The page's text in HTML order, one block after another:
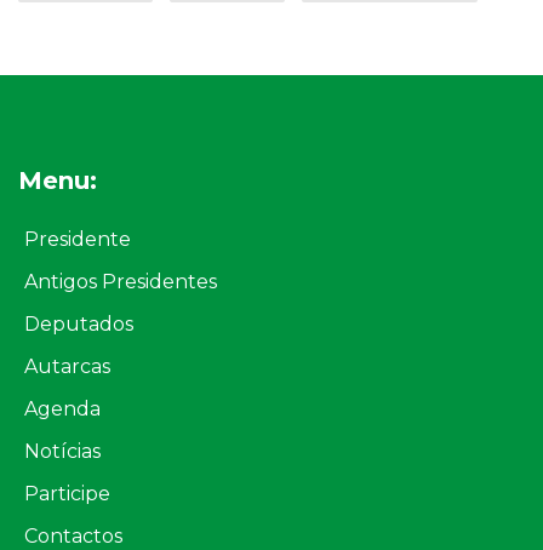
Menu:
Presidente
Antigos Presidentes
Deputados
Autarcas
Agenda
Notícias
Participe
Contactos